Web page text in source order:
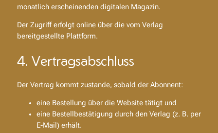
monatlich erscheinenden digitalen Magazin.
Der Zugriff erfolgt online über die vom Verlag
bereitgestellte Plattform.
4. Vertragsabschluss
Der Vertrag kommt zustande, sobald der Abonnent:
eine Bestellung über die Website tätigt und
eine Bestellbestätigung durch den Verlag (z. B. per
E-Mail) erhält.